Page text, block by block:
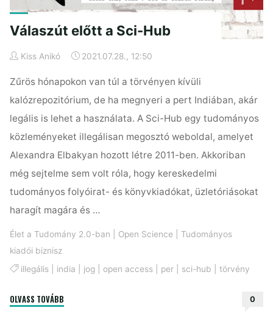
Válaszút előtt a Sci-Hub
Kiss Anikó 2021.07.28., 12:50
Zűrös hónapokon van túl a törvényen kívüli
kalózrepozitórium, de ha megnyeri a pert Indiában, akár
legális is lehet a használata. A Sci-Hub egy tudományos
közleményeket illegálisan megosztó weboldal, amelyet
Alexandra Elbakyan hozott létre 2011-ben. Akkoriban
még sejtelme sem volt róla, hogy kereskedelmi
tudományos folyóirat- és könyvkiadókat, üzletóriásokat
haragít magára és …
Élet a Tudomány 2.0-ban Open Science
Tudományos
kiadói biznisz
illegális| india jog| open access| per| sci-hub törvény
OLVASS TOVÁBB 0